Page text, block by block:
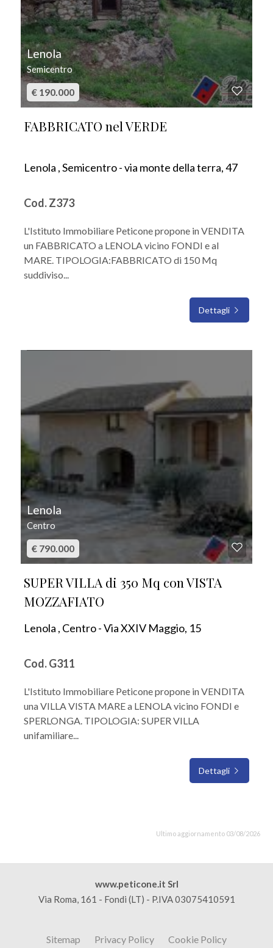
Lenola
Semicentro
€ 190.000
FABBRICATO nel VERDE
Lenola , Semicentro - via monte della terra, 47
Cod. Z373
L'Istituto Immobiliare Peticone propone in VENDITA
un FABBRICATO a LENOLA vicino FONDI e al
MARE. TIPOLOGIA:FABBRICATO di 150 Mq
suddiviso...
Dettagli
Lenola
Centro
€ 790.000
SUPER VILLA di 350 Mq con VISTA
MOZZAFIATO
Lenola , Centro - Via XXIV Maggio, 15
Cod. G311
L'Istituto Immobiliare Peticone propone in VENDITA
una VILLA VISTA MARE a LENOLA vicino FONDI e
SPERLONGA. TIPOLOGIA: SUPER VILLA
unifamiliare...
Dettagli
Ultimo aggiornamento 03/08/2026
www.peticone.it Srl
Via Roma, 161 - Fondi (LT) - P.IVA 03075410591
Sitemap Privacy Policy Cookie Policy